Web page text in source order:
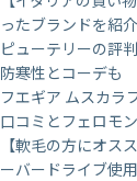
ったブランドを紹介
ピューテリーの評
防寒性とコーデも
フエギア ムスカラ
口コミとフェロモ
【軟毛の方にオス
ーバードライブ使